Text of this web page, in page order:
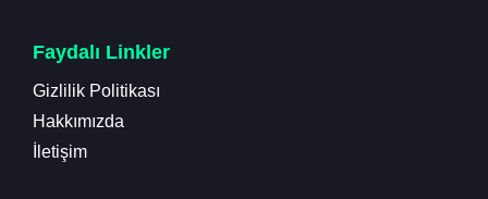
Faydalı Linkler
Gizlilik Politikası
Hakkımızda
İletişim